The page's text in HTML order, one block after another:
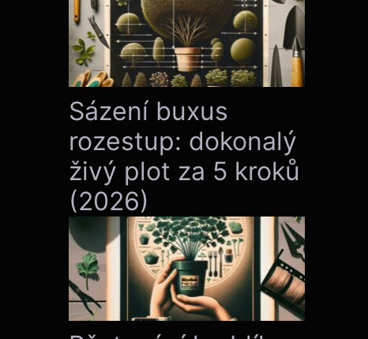
Sázení buxus
rozestup: dokonalý
živý plot za 5 kroků
(2026)